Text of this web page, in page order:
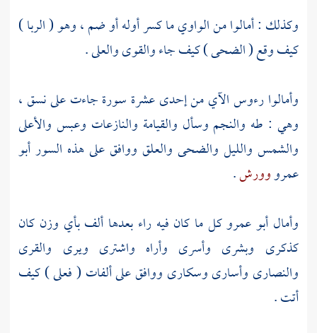
وكذلك : أمالوا من الواوي ما كسر أوله أو ضم ، وهو ( الربا )
كيف وقع ( الضحى ) كيف جاء والقوى والعلى .
وأمالوا رءوس الآي من إحدى عشرة سورة جاءت على نسق ،
وهي : طه والنجم وسأل والقيامة والنازعات وعبس والأعلى
والشمس والليل والضحى والعلق ووافق على هذه السورأبو
عمرووورش.
وأمال أبو عمروكل ما كان فيه راء بعدها ألف بأي وزن كان
كذكرى وبشرى وأسرى وأراه واشترى ويرى والقرى
والنصارى وأسارى وسكارى ووافق على ألفات ( فعلى ) كيف
أتت .